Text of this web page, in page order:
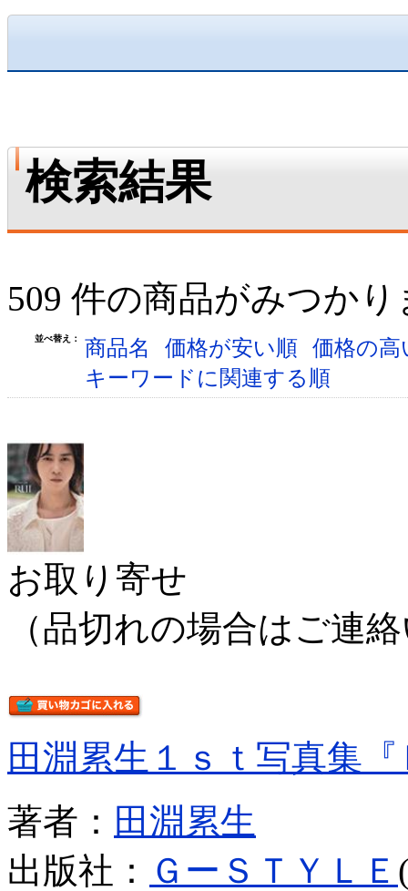
検索結果
509 件の商品がみつか
並べ替え： 商品名 価格が安い順 価格の
キーワードに関連する順
お取り寄せ
（品切れの場合はご連
田淵累生１ｓｔ写真集
著者： 田淵累生
出版社： ＧーＳＴＹＬＥ